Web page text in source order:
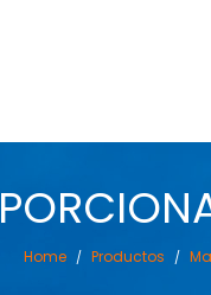
Home / Productos /